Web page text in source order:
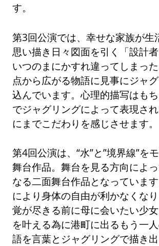
す。
第3回公演では、幸せな家族が生
思い描き日々図面を引く「設計
いつのまにかすれ違ってしまっ
点から広がる物語に見事にジャ
込んでいます。心理的描写はも
でジャグリングによって表現さ
にまでこだわりを感じさせます。
第4回公演は、“水”と”境界線”を
舞台作品。舞台を見る方向によ
なる二面舞台作品となっていま
により身体の自由が利かなくな
覚が尽きる前に母に会いたい少
を叶える為に港町に出るもう一
語を言葉とジャグリングで描き出